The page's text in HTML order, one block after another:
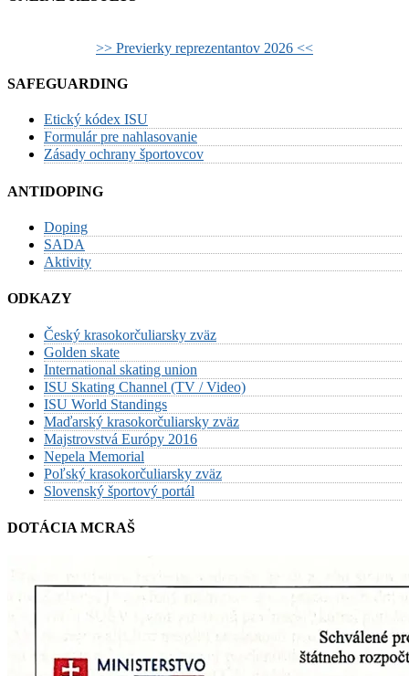
>> Previerky reprezentantov 2026 <<
SAFEGUARDING
Etický kódex ISU
Formulár pre nahlasovanie
Zásady ochrany športovcov
ANTIDOPING
Doping
SADA
Aktivity
ODKAZY
Český krasokorčuliarsky zväz
Golden skate
International skating union
ISU Skating Channel (TV / Video)
ISU World Standings
Maďarský krasokorčuliarsky zväz
Majstrovstvá Európy 2016
Nepela Memorial
Poľský krasokorčuliarsky zväz
Slovenský športový portál
DOTÁCIA MCRAŠ